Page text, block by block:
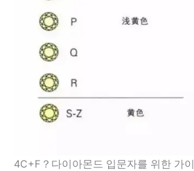
4C+F？다이아몬드 입문자를 위한 가